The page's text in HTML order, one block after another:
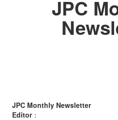
JPC
JPC Monthly Newsletter
Editor：